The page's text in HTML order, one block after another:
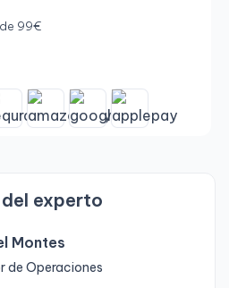
99€
experto
Montes
de Operaciones